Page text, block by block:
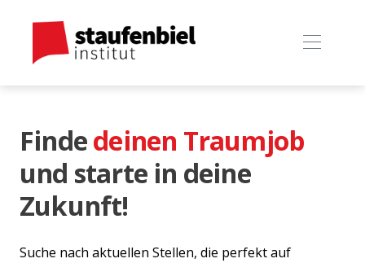
Findedeinen Traumjob
und starte in deine
Zukunft!
Suche nach aktuellen Stellen, die perfekt auf